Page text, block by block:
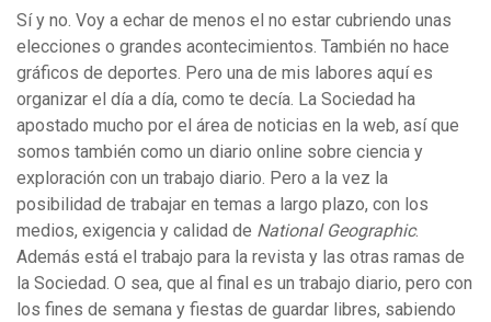
Sí y no. Voy a echar de menos el no estar cubriendo unas
elecciones o grandes acontecimientos. También no hace
gráficos de deportes. Pero una de mis labores aquí es
organizar el día a día, como te decía. La Sociedad ha
apostado mucho por el área de noticias en la web, así que
somos también como un diario online sobre ciencia y
exploración con un trabajo diario. Pero a la vez la
posibilidad de trabajar en temas a largo plazo, con los
medios, exigencia y calidad de National Geographic.
Además está el trabajo para la revista y las otras ramas de
la Sociedad. O sea, que al final es un trabajo diario, pero con
los fines de semana y fiestas de guardar libres, sabiendo